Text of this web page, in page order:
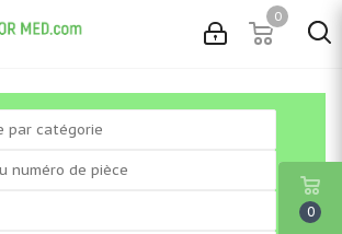
0
0